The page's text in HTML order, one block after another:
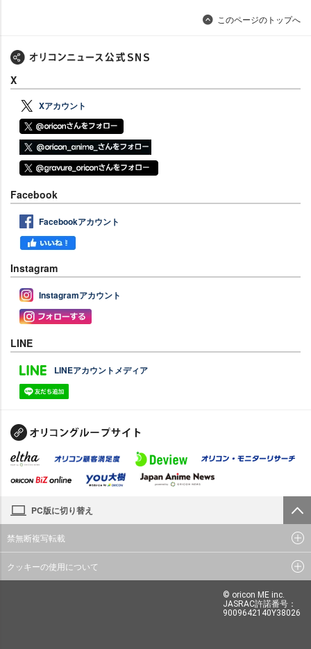
このページのトップへ
X
Xアカウント
Facebook
Facebookアカウント
Instagram
Instagramアカウント
LINE
LINEアカウントメディア
PC版に切り替え
禁無断複写転載
クッキーの使用について
© oricon ME inc.
JASRAC許諾番号：
9009642140Y38026